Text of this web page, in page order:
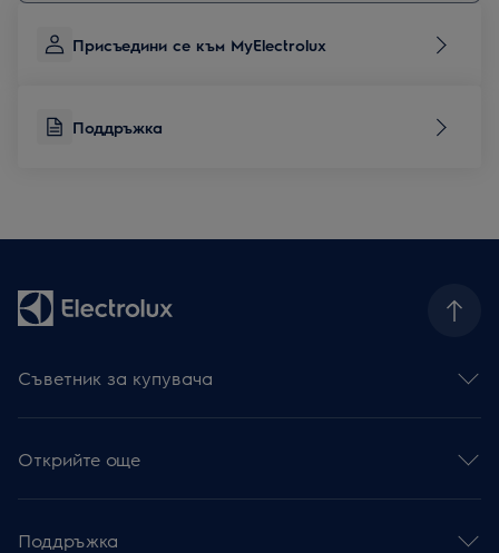
Присъедини се към MyElectrolux
Поддръжка
Съветник за купувача
Готварски плотове
Абсорбатори
Съдомиялни
Перални машини
Открийте още
Интелигентно свързан дом
Поддръжка